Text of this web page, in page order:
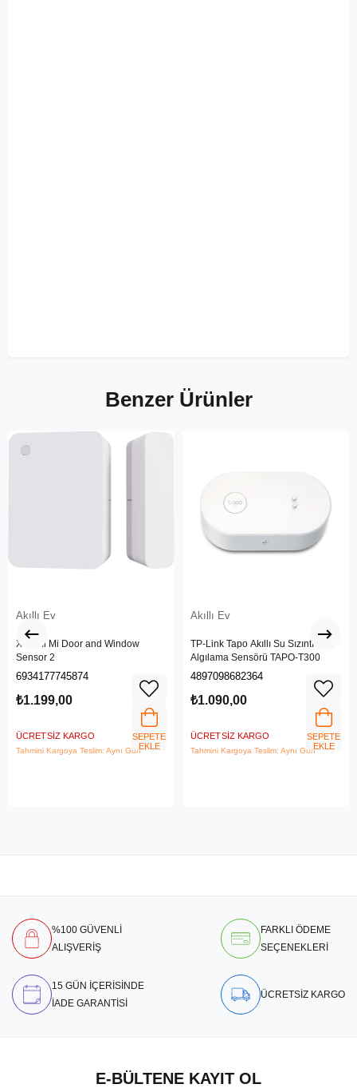
Benzer Ürünler
Akıllı Ev
Xiaomi Mi Door and Window
Sensor 2
6934177745874
₺1.199,00
ÜCRETSIZ KARGO
Tahmini Kargoya Teslim: Aynı Gün
SEPETE
EKLE
Akıllı Ev
TP-Link Tapo Akıllı Su Sızıntı
Algılama Sensörü TAPO-T300
4897098682364
₺1.090,00
ÜCRETSIZ KARGO
Tahmini Kargoya Teslim: Aynı Gün
SEPETE
EKLE
%100 GÜVENLİ
ALIŞVERİŞ
FARKLI ÖDEME
SEÇENEKLERİ
15 GÜN İÇERİSİNDE
İADE GARANTİSİ
ÜCRETSİZ KARGO
E-BÜLTENE KAYIT OL